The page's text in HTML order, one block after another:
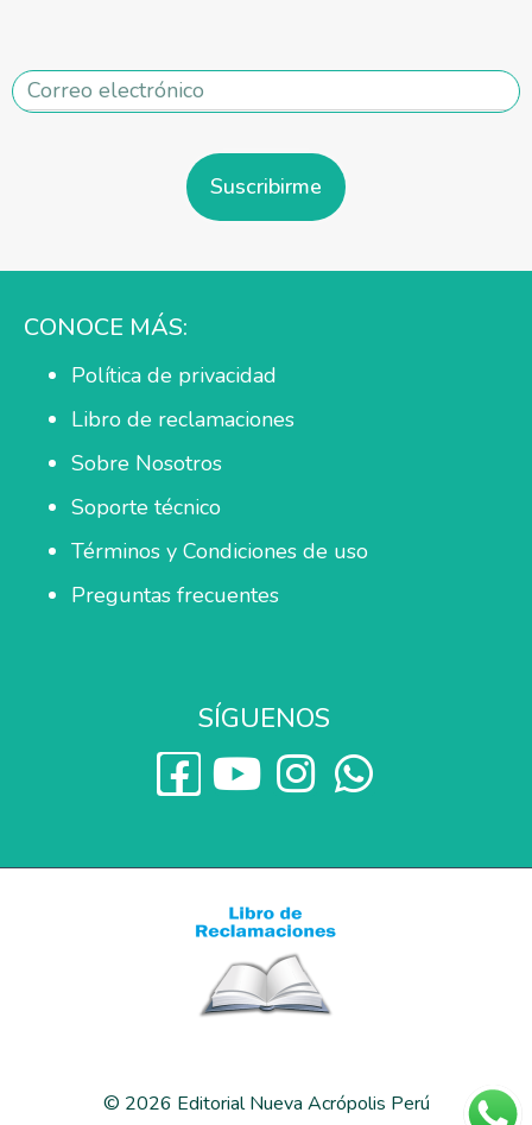
Suscribirme
CONOCE MÁS:
Política de privacidad
Libro de reclamaciones
Sobre Nosotros
Soporte técnico
Términos y Condiciones de uso
Preguntas frecuentes
SÍGUENOS
© 2026 Editorial Nueva Acrópolis Perú